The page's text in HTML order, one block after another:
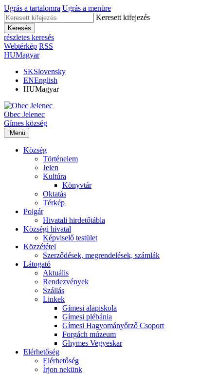
Ugrás a tartalomra Ugrás a menüre
Keresett kifejezés
Keresés
részletes keresés
Webtérkép RSS
HUMagyar
SKSlovensky
ENEnglish
HUMagyar
Obec Jelenec
Gímes község
Menü
Község
Történelem
Jelen
Kultúra
Könyvtár
Oktatás
Térkép
Polgár
Hivatali hirdetőtábla
Községi hivatal
Képviselő testület
Közzététel
Szerződések, megrendelések, számlák
Látogató
Aktuális
Rendezvények
Szállás
Linkek
Gímesi alapiskola
Gímesi plébánia
Gímesi Hagyományőrző Csoport
Forgách múzeum
Ghymes Vegyeskar
Elérhetőség
Elérhetőség
Írjon nekünk